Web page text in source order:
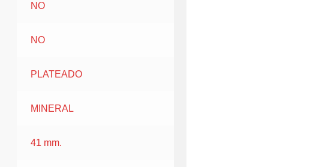
NO
NO
PLATEADO
MINERAL
41 mm.